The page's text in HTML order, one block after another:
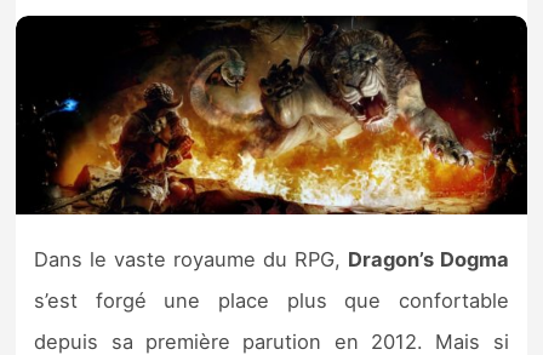
Chiffres de ventes
Rumeurs
Nintendo Direct
Tests et previews
Tests de jeux
Dans le vaste royaume du RPG, Dragon’s Dogma
s’est forgé une place plus que confortable
depuis sa première parution en 2012. Mais si